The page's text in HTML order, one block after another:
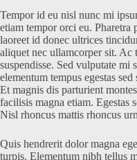
Tempor id eu nisl nunc mi
etiam tempor orci eu. Pharetra
laoreet id donec ultrices
aliquet nec ullamcorper sit. Ac
suspendisse. Sed vulputate mi
elementum tempus egestas
Et magnis dis parturient
facilisis magna etiam. Egestas
Nisl rhoncus mattis rhoncus
Quis hendrerit dolor magna
turpis. Elementum nibh tellus